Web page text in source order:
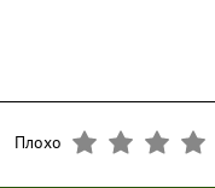
Плохо